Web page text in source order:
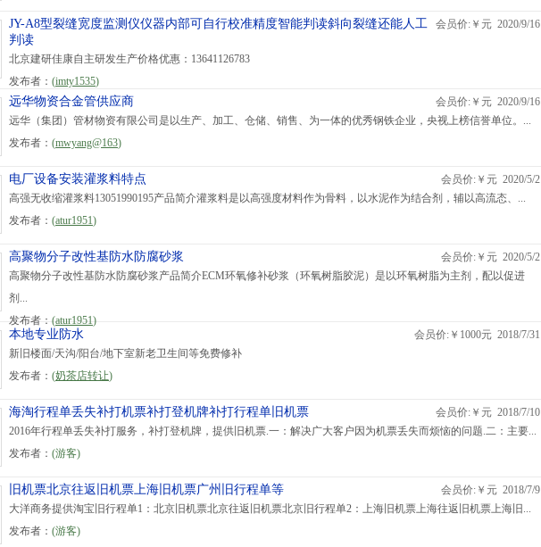
会员价:￥元 2020/9/16
JY-A8型裂缝宽度监测仪仪器内部可自行校准精度智能判读斜向裂缝还能人工
判读
北京建研佳康自主研发生产价格优惠：13641126783
发布者： (imty1535)
会员价:￥元 2020/9/16
远华物资合金管供应商
远华（集团）管材物资有限公司是以生产、加工、仓储、销售、为一体的优秀钢铁企业，央视上榜信誉单位。...
发布者： (mwyang@163)
会员价:￥元 2020/5/2
电厂设备安装灌浆料特点
高强无收缩灌浆料13051990195产品简介灌浆料是以高强度材料作为骨料，以水泥作为结合剂，辅以高流态、...
发布者： (atur1951)
会员价:￥元 2020/5/2
高聚物分子改性基防水防腐砂浆
高聚物分子改性基防水防腐砂浆产品简介ECM环氧修补砂浆（环氧树脂胶泥）是以环氧树脂为主剂，配以促进
剂...
发布者： (atur1951)
会员价:￥1000元 2018/7/31
本地专业防水
新旧楼面/天沟/阳台/地下室新老卫生间等免费修补
发布者： (奶茶店转让)
会员价:￥元 2018/7/10
海淘行程单丢失补打机票补打登机牌补打行程单旧机票
2016年行程单丢失补打服务，补打登机牌，提供旧机票.一：解决广大客户因为机票丢失而烦恼的问题.二：主要...
发布者： (游客)
会员价:￥元 2018/7/9
旧机票北京往返旧机票上海旧机票广州旧行程单等
大洋商务提供淘宝旧行程单1：北京旧机票北京往返旧机票北京旧行程单2：上海旧机票上海往返旧机票上海旧...
发布者： (游客)